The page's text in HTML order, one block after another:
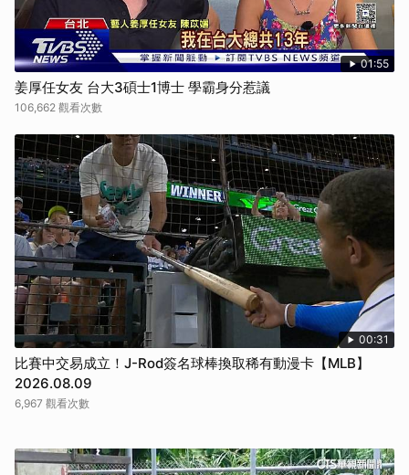
01:55
姜厚任女友 台大3碩士1博士 學霸身分惹議
106,662 觀看次數
00:31
比賽中交易成立！J-Rod簽名球棒換取稀有動漫卡【MLB】
2026.08.09
6,967 觀看次數